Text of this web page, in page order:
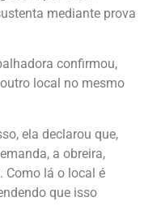
mediante prova
confirmou,
local no mesmo
ela declarou que,
a obreira,
Como lá o local é
que isso